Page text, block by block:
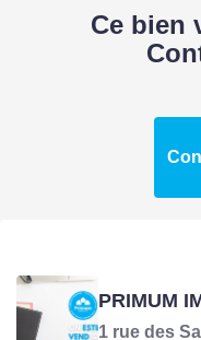
Bien en
Surface
Ce bien
PRIMUM
1 rue des